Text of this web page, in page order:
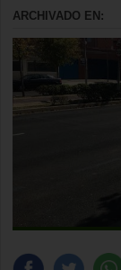
ARCHIVADO EN: